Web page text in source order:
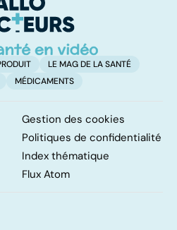
LE MAG DE LA SANTÉ
MÉDICAMENTS
Gestion des cookies
Politiques de confidentialité
Index thématique
Flux Atom